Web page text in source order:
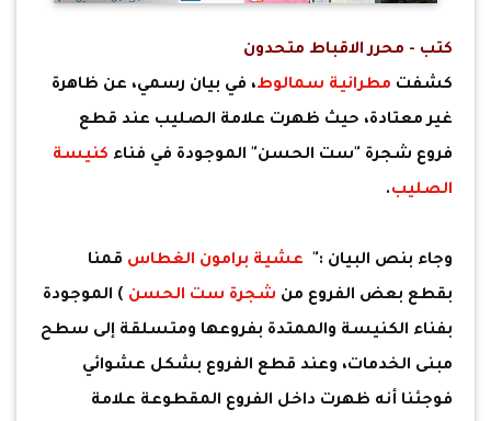
كتب - محرر الاقباط متحدون
كشفت مطرانية سمالوط، في بيان رسمي، عن ظاهرة
غير معتادة، حيث ظهرت علامة الصليب عند قطع
فروع شجرة "ست الحسن" الموجودة في فناء كنيسة
الصليب.
وجاء بنص البيان :" عشية برامون الغطاس قمنا
بقطع بعض الفروع من شجرة ست الحسن ) الموجودة
بفناء الكنيسة والممتدة بفروعها ومتسلقة إلى سطح
مبنى الخدمات، وعند قطع الفروع بشكل عشوائي
فوجئنا أنه ظهرت داخل الفروع المقطوعة علامة